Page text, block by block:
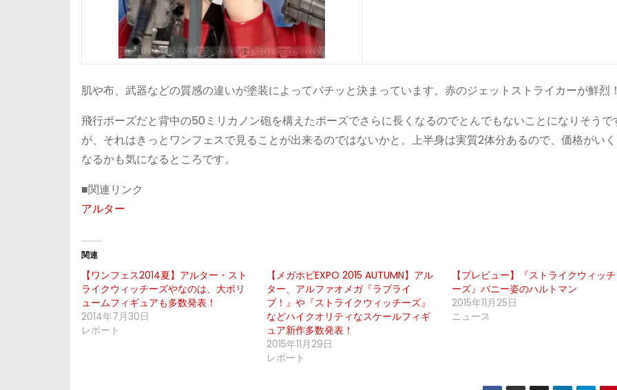
肌や布、武器などの質感の違いが塗装によってバチッと決まっています。赤のジェットストライカーが鮮烈！
飛行ポーズだと背中の50ミリカノン砲を構えたポーズでさらに長くなるのでとんでもないことになりそうで
が、それはきっとワンフェスで見ることが出来るのではないかと。上半身は実質2体分あるので、価格がい
なるかも気になるところです。
■関連リンク
アルター
関連
【ワンフェス2014夏】アルター・スト
ライクウィッチーズやなのは、大ボリ
ュームフィギュアも多数発表！
2014年7月30日
レポート
【メガホビEXPO 2015 AUTUMN】アル
ター、アルファオメガ『ラブライ
ブ！』や『ストライクウィッチーズ』
などハイクオリティなスケールフィギ
ュア新作多数発表！
2015年11月29日
レポート
【プレビュー】『ストライクウィッチ
ーズ』バニー姿のハルトマン
2015年11月25日
ニュース